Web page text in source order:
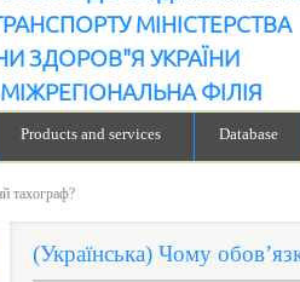
МІНІСТЕРСТВА
ЗДОРОВ"Я УКРАЇНИ
ФІЛІЯ
Products and services Database
тахограф?
(Українська) Чому